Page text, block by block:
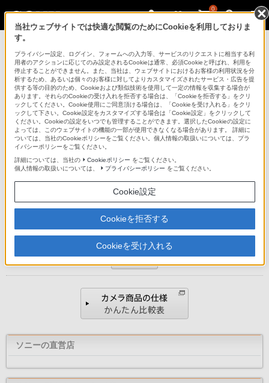
0
RMT-DSLR1
リモートコマンダー RMT-DSLR1
商品の写真
ソニーの直営店
当社ウェブサイトでは快適な閲覧のためにCookieを利用しておりま
す。
プライバシー設定、ログイン、フォームへの入力等、サービスのリクエストに相当する利
用者のアクションに応じてのみ設定されるCookieは通常、必須Cookieと呼ばれ、利用を
停止することができません。また、当社は、ウェブサイトにおけるお客様の利用状況を分
析するため、あるいは個々のお客様に対してよりカスタマイズされたサービス・広告を提
供する等の目的のため、Cookieおよび類似技術を使用して一定の情報を収集する場合が
あります。それらのCookieの受け入れを拒否する場合は、「Cookieを拒否する」をクリ
ックしてください。Cookie使用にご同意頂ける場合は、「Cookieを受け入れる」をクリ
ックして下さい。Cookie設定をカスタマイズする場合は「Cookie設定」をクリックして
ください。Cookieの設定をいつでも管理することができます。選択したCookieの設定に
よっては、このウェブサイトの機能の一部が使用できなくなる場合があります。 詳細に
ついては、当社のCookieポリシーをご覧ください。個人情報の取扱いについては、プラ
イバシーポリシーをご覧ください。
詳細については、当社の
Cookieポリシー をご覧ください。
個人情報の取扱いについては、
プライバシーポリシー をご覧ください。
Cookie設定
Cookieを拒否する
Cookieを受け入れる